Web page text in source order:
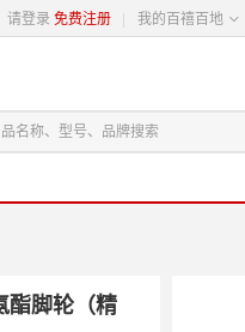
请登录 免费注册 我的百禧百地 
酯脚轮（精